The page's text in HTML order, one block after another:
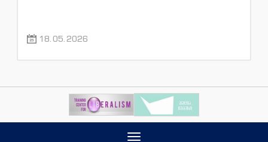
18.05.2026
Toggle